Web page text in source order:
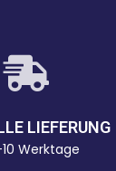
LIEFERUNG
Werktage